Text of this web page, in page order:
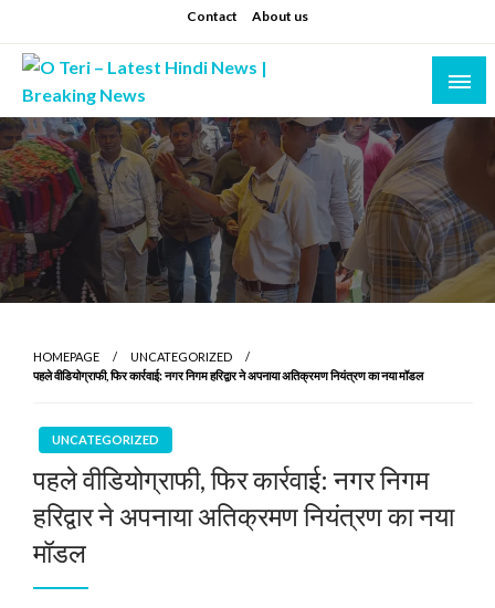
to
content
Contact About us
O Teri – Latest Hindi News | Breaking News
Prashant sharma (shastri)
HOMEPAGE
UNCATEGORIZED
पहले वीडियोग्राफी, फिर कार्रवाई: नगर निगम हरिद्वार ने अपनाया अतिक्रमण नियंत्रण का नया मॉडल
UNCATEGORIZED
पहले वीडियोग्राफी, फिर कार्रवाई: नगर निगम
हरिद्वार ने अपनाया अतिक्रमण नियंत्रण का नया
मॉडल